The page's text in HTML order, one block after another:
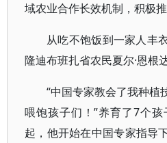
域农业合作长效机制，积极
从吃不饱饭到一家人丰
隆迪布班扎省农民夏尔·恩根
“中国专家教会了我种植
喂饱孩子们！”养育了7个
起，他开始在中国专家指导